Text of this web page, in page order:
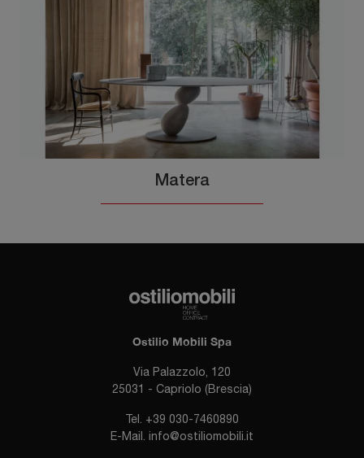
Matera
Ostilio Mobili Spa
Via Palazzolo, 120
25031 - Capriolo (Brescia)
Tel. +39 030-7460890
E-Mail. info@ostiliomobili.it